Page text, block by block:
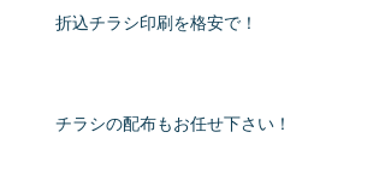
折込チラシ印刷を格安で！
チラシの配布もお任せ下さい！